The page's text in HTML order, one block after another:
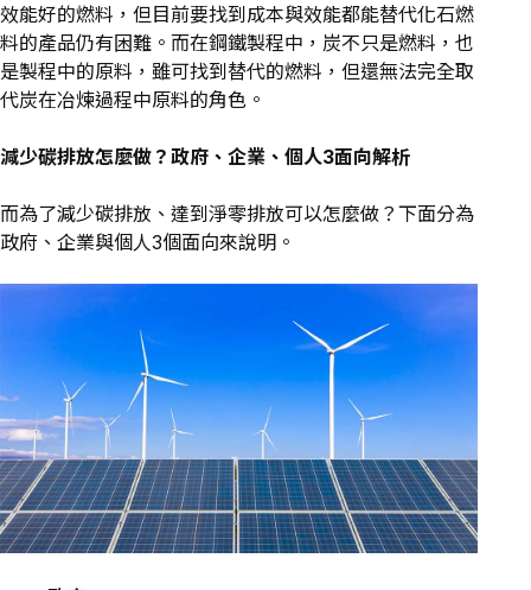
效能好的燃料，但目前要找到成本與效能都能替代化石燃
料的產品仍有困難。而在鋼鐵製程中，炭不只是燃料，也
是製程中的原料，雖可找到替代的燃料，但還無法完全取
代炭在冶煉過程中原料的角色。
減少碳排放怎麼做？政府、企業、個人3面向解析
而為了減少碳排放、達到淨零排放可以怎麼做？下面分為
政府、企業與個人3個面向來說明。